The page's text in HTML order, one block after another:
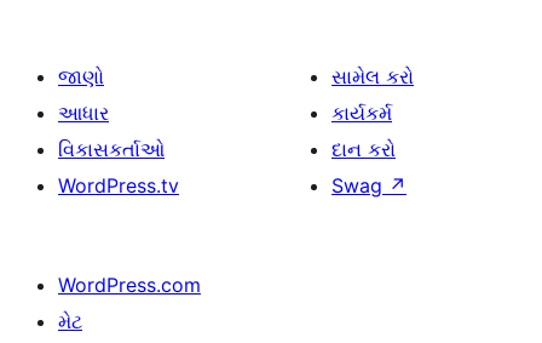
જાણો
આધાર
વિકાસકર્તાઓ
WordPress.tv
સામેલ કરો
કાર્યકર્મ
દાન કરો
Swag ↗
WordPress.com
મેટ